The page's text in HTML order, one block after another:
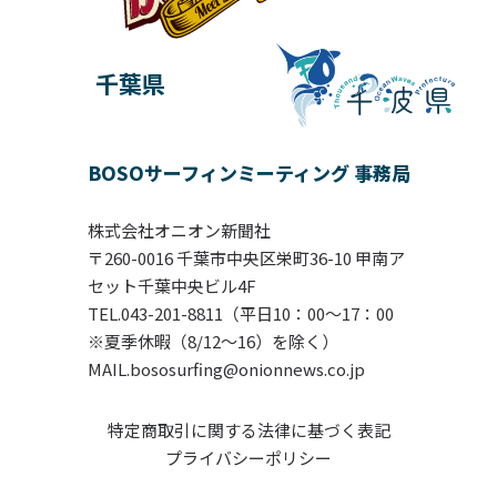
千葉県
BOSOサーフィンミーティング 事務局
株式会社オニオン新聞社
〒260-0016 千葉市中央区栄町36-10 甲南ア
セット千葉中央ビル4F
TEL.043-201-8811（平日10：00〜17：00
※夏季休暇（8/12～16）を除く）
MAIL.bososurfing@onionnews.co.jp
特定商取引に関する法律に基づく表記
プライバシーポリシー